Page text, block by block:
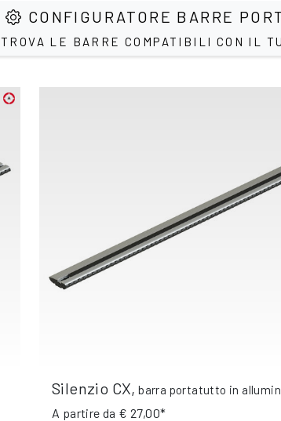
CONFIGURATORE BARRE
TROVA LE BARRE COMPATIBILI CON IL
Silenzio CX, barra portatutto in
A partire da € 27,00*